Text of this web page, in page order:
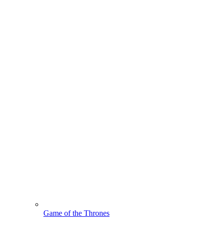
Game of the Thrones